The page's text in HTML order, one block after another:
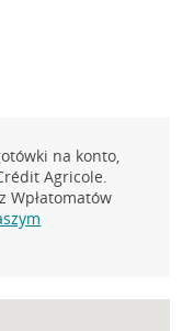
na konto,
Agricole.
Wpłatomatów